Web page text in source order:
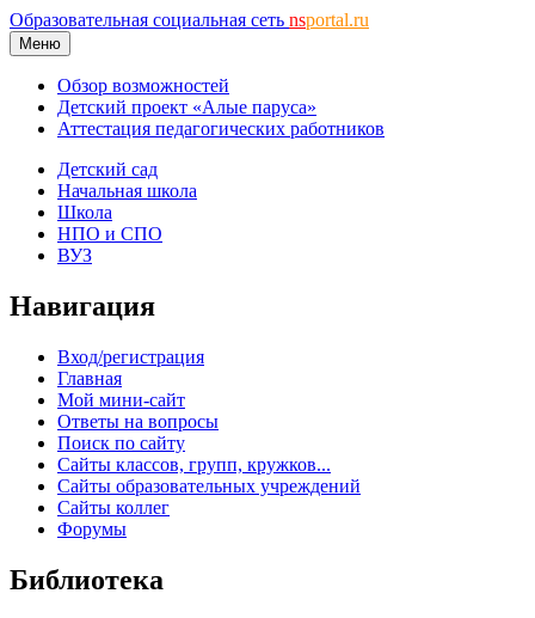
Образовательная социальная сеть nsportal.ru
Меню
Обзор возможностей
Детский проект «Алые паруса»
Аттестация педагогических работников
Детский сад
Начальная школа
Школа
НПО и СПО
ВУЗ
Навигация
Вход/регистрация
Главная
Мой мини-сайт
Ответы на вопросы
Поиск по сайту
Сайты классов, групп, кружков...
Сайты образовательных учреждений
Сайты коллег
Форумы
Библиотека